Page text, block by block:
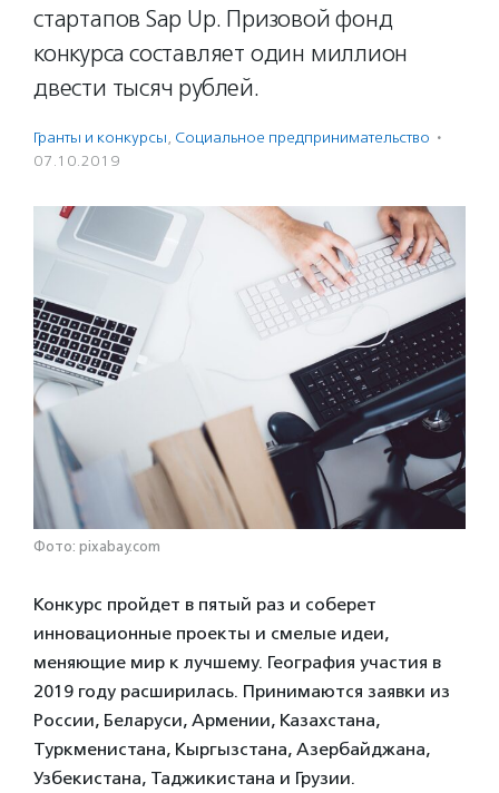
стартапов Sap Up. Призовой фонд
конкурса составляет один миллион
двести тысяч рублей.
Гранты и конкурсы, Социальное предпри­нима­тель­ство ·
07.10.2019
Фото: pixabay.com
Конкурс пройдет в пятый раз и соберет
инновационные проекты и смелые идеи,
меняющие мир к лучшему. География участия в
2019 году расширилась. Принимаются заявки из
России, Беларуси, Армении, Казахстана,
Туркменистана, Кыргызстана, Азербайджана,
Узбекистана, Таджикистана и Грузии.